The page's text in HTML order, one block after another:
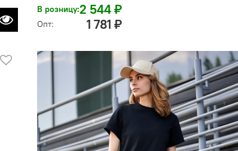
В розницу:2 544 ₽
Опт: 1 781 ₽